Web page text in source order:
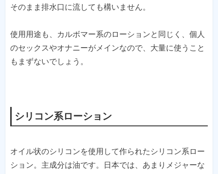
そのまま排水口に流しても構いません。
使用用途も、カルボマー系のローションと同じく、個人
のセックスやオナニーがメインなので、大量に使うこと
もまずないでしょう。
シリコン系ローション
オイル状のシリコンを使用して作られたシリコン系ロー
ション。主成分は油です。日本では、あまりメジャーな